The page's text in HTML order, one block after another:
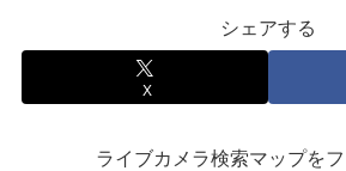
シェアする
X
ライブカメラ検索マップを